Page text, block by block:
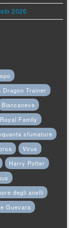
2026
Dragon Trainer
Biancaneve
Royal Family
sfumature
Virus
Harry Potter
degli anelli
Guevara